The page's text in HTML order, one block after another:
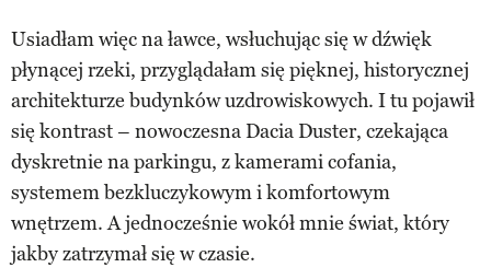
Usiadłam więc na ławce, wsłuchując się w dźwięk
płynącej rzeki, przyglądałam się pięknej, historycznej
architekturze budynków uzdrowiskowych. I tu pojawił
się kontrast – nowoczesna Dacia Duster, czekająca
dyskretnie na parkingu, z kamerami cofania,
systemem bezkluczykowym i komfortowym
wnętrzem. A jednocześnie wokół mnie świat, który
jakby zatrzymał się w czasie.